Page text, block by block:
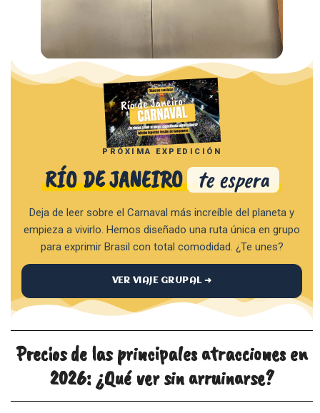
PRÓXIMA EXPEDICIÓN
RÍO DE JANEIRO te espera
Deja de leer sobre el Carnaval más increíble del planeta y
empieza a vivirlo. Hemos diseñado una ruta única en grupo
para exprimir Brasil con total comodidad. ¿Te unes?
VER VIAJE GRUPAL ➜
Precios de las principales atracciones en
2026: ¿Qué ver sin arruinarse?